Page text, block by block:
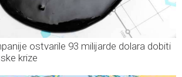
ostvarile 93 milijarde dolara dobiti
krize